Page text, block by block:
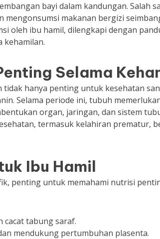
bayi dalam kandungan. Salah
mengonsumsi makanan bergizi
oleh ibu hamil, dilengkapi dengan
kehamilan.
Selama
tidak hanya penting untuk kesehatan
Selama periode ini, tubuh
organ, jaringan, dan sistem
termasuk kelahiran prematur,
Ibu Hamil
penting untuk memahami nutrisi
cacat tabung saraf.
mendukung pertumbuhan plasenta.